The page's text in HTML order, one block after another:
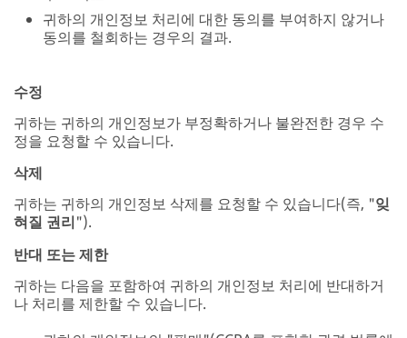
귀하의 개인정보 처리에 대한 동의를 부여하지 않거나
동의를 철회하는 경우의 결과.
수정
귀하는 귀하의 개인정보가 부정확하거나 불완전한 경우 수
정을 요청할 수 있습니다.
삭제
귀하는 귀하의 개인정보 삭제를 요청할 수 있습니다(즉, "잊
혀질 권리").
반대 또는 제한
귀하는 다음을 포함하여 귀하의 개인정보 처리에 반대하거
나 처리를 제한할 수 있습니다.